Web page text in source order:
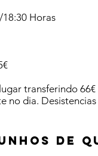
Horas
transferindo
no dia.
DE